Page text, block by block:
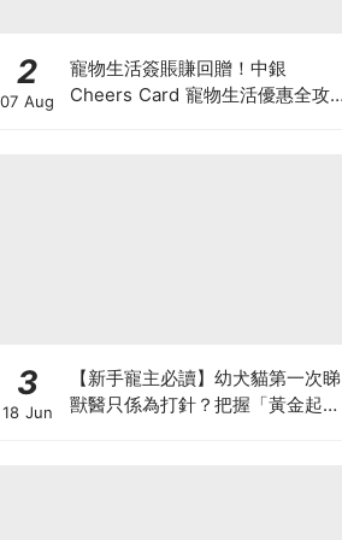
2
07 Aug
寵物生活簽賬賺回贈！中銀
Cheers Card 寵物生活優惠全攻
3
18 Jun
【新手寵主必讀】幼犬貓第一次睇
獸醫只係為打針？把握「黃金起跑